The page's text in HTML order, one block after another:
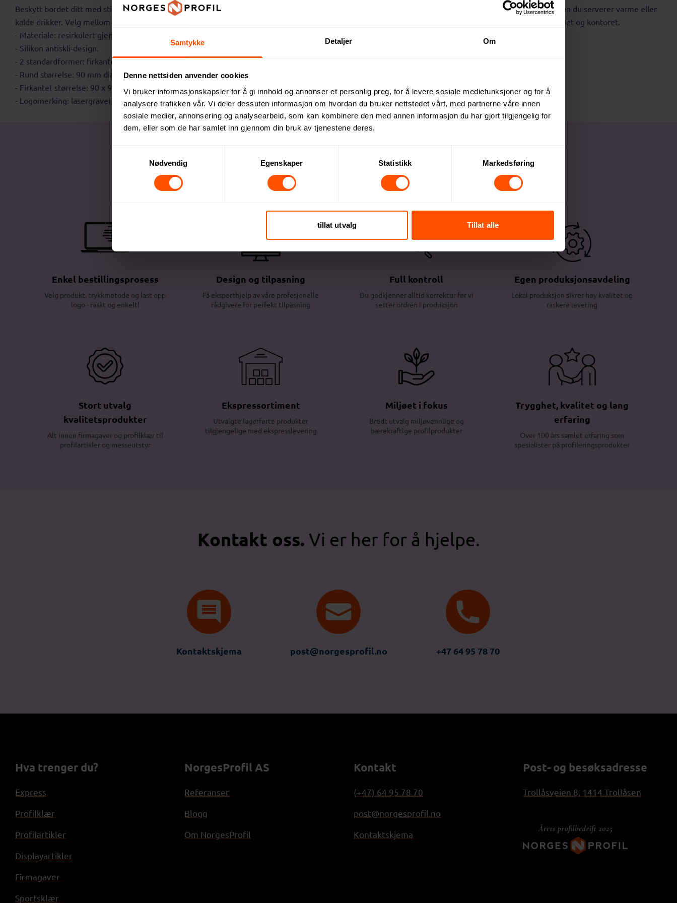
Samtykke Detaljer Om
Denne nettsiden anvender cookies
Vi bruker informasjonskapsler for å gi innhold og annonser et personlig preg, for å levere sosiale mediefunksjoner og for å
analysere trafikken vår. Vi deler dessuten informasjon om hvordan du bruker nettstedet vårt, med partnerne våre innen
sosiale medier, annonsering og analysearbeid, som kan kombinere den med annen informasjon du har gjort tilgjengelig for
dem, eller som de har samlet inn gjennom din bruk av tjenestene deres.
Nødvendig
Egenskaper Statistikk Markedsføring
tillat utvalg Tillat alle
Beskytt bordet ditt med stil ved hjelp av disse solide glassbrikkene laget av resirkulert glass. Med silikon antiskli-design holder de seg stødig på plass, enten du serverer varme eller
kalde drikker. Velg mellom en elegant rund eller firkantet form som passer perfekt til din borddekor. Miljøvennlig og blyfri – et smart valg for både hjemmet og kontoret.
- Materiale: resirkulert gjennomsiktig glass, blyfritt.
- Silikon antiskli-design.
- 2 standardformer: firkantet og rund.
- Rund størrelse: 90 mm diameter, tykkelse: 5 mm.
- Firkantet størrelse: 90 x 90 x 5 mm.
- Logomerking: lasergravering.
Dette kan du forvente:
Enkel bestillingsprosess
Velg produkt, trykkmetode og last opp
logo - raskt og enkelt!
Design og tilpasning
Få eksperthjelp av våre profesjonelle
rådgivere for perfekt tilpasning
Full kontroll
Du godkjenner alltid korrektur før vi
setter ordren i produksjon
Egen produksjonsavdeling
Lokal produksjon sikrer høy kvalitet og
raskere levering
Stort utvalg
kvalitetsprodukter
Alt innen firmagaver og profilklær til
profilartikler og messeutstyr
Ekspressortiment
Utvalgte lagerførte produkter
tilgjengelige med ekspresslevering
Miljøet i fokus
Bredt utvalg miljøvennlige og
bærekraftige profilprodukter
Trygghet, kvalitet og lang
erfaring
Over 100 års samlet erfaring som
spesialister på profileringsprodukter
Kontakt oss. Vi er her for å hjelpe.
Kontaktskjema post@norgesprofil.no +47 64 95 78 70
Hva trenger du?
Express
Profilklær
Profilartikler
Displayartikler
Firmagaver
Sportsklær
NorgesProfil AS
Referanser
Blogg
Om NorgesProfil
Kontakt
(+47) 64 95 78 70
post@norgesprofil.no
Kontaktskjema
Post- og besøksadresse
Trollåsveien 8, 1414 Trollåsen